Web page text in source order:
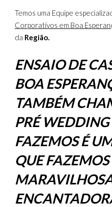
Temos uma Equipe
Corporativos em Boa
da Região.
ENSAIO DE
BOA
TAMBÉM
PRÉ
FAZEMOS É
QUE